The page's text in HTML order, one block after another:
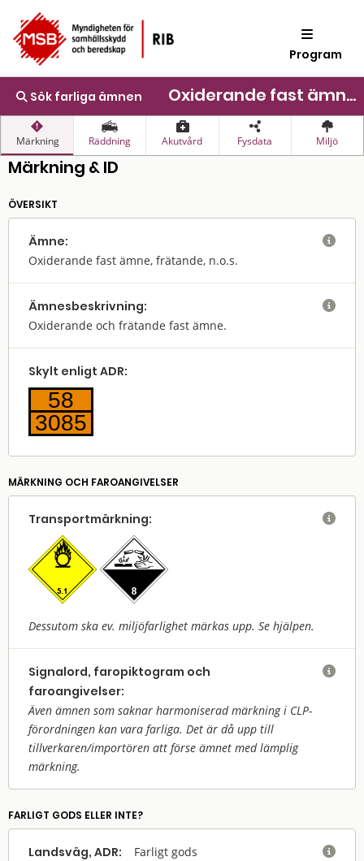
Program
Sök farliga ämnen Oxiderande fast ämne, frätande, n.o.s.
Märkning Räddning Akutvård Fysdata Miljö
Märkning & ID
ÖVERSIKT
Ämne:
Oxiderande fast ämne, frätande, n.o.s.

Ämnes­beskrivning:
Oxiderande och frätande fast ämne.

Skylt enligt ADR:
58
3085
MÄRKNING OCH FAROANGIVELSER
Transport­märkning:
Dessutom ska ev. miljöfarlighet märkas upp. Se hjälpen.

Signalord, faropiktogram och
faroangivelser:
Även ämnen som saknar harmoniserad märkning i CLP-
förordningen kan vara farliga. Det är då upp till
tillverkaren/importören att förse ämnet med lämplig
märkning.

FARLIGT GODS ELLER INTE?
Landsväg, ADR: Farligt gods 